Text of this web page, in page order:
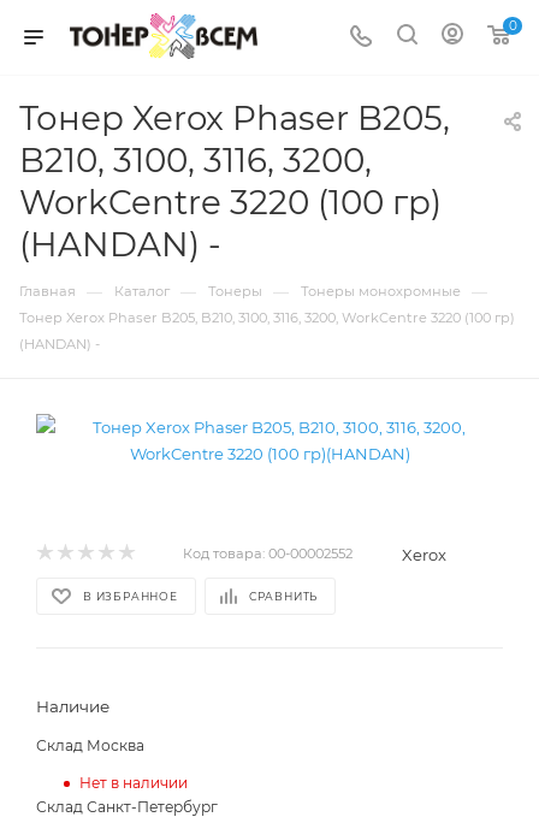
0
Тонер Xerox Phaser B205,
B210, 3100, 3116, 3200,
WorkCentre 3220 (100 гр)
(HANDAN) -
Главная — Каталог — Тонеры — Тонеры монохромные —
Тонер Xerox Phaser B205, B210, 3100, 3116, 3200, WorkCentre 3220 (100 гр)
(HANDAN) -
Код товара: 00-00002552 Xerox
В ИЗБРАННОЕ СРАВНИТЬ
Наличие
Склад Москва
Нет в наличии
Склад Санкт-Петербург